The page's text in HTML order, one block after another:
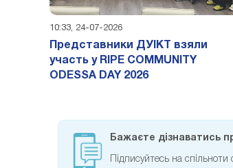
10:33, 24-07-2026
Представники ДУІКТ взяли
участь у RIPE COMMUNITY
ODESSA DAY 2026
Бажаєте дізнаватись
Підписуйтесь на